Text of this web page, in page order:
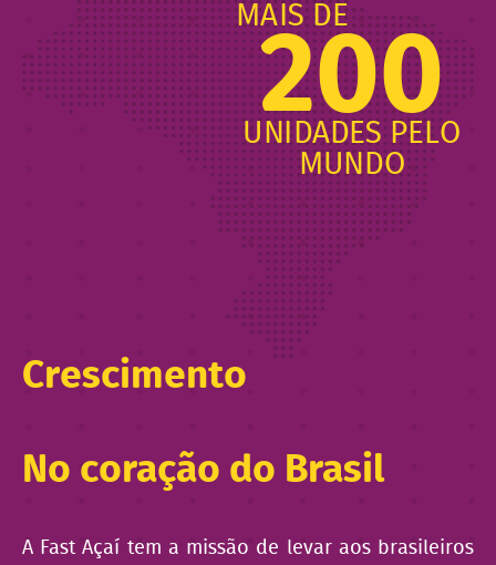
MAIS DE
200
UNIDADES PELO
MUNDO
Crescimento
No coração do Brasil
A Fast Açaí tem a missão de levar aos brasileiros